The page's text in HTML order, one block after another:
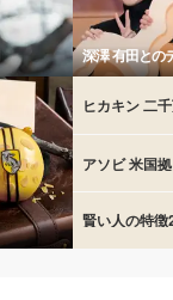
深澤 有田との
ヒカキン 二
アソビ 米国
賢い人の特徴